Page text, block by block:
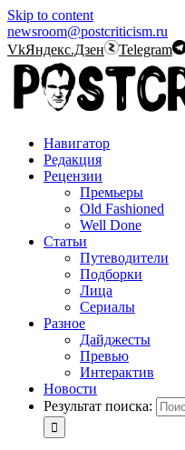
Skip to content
newsroom@postcriticism.ru
VkЯндекс.Дзен Telegram
Навигатор
Редакция
Рецензии
Премьеры
Old Fashioned
Well Done
Статьи
Путеводители
Подборки
Лица
Сериалы
Разное
Дайджесты
Превью
Интерактив
Новости
Результат поиска: